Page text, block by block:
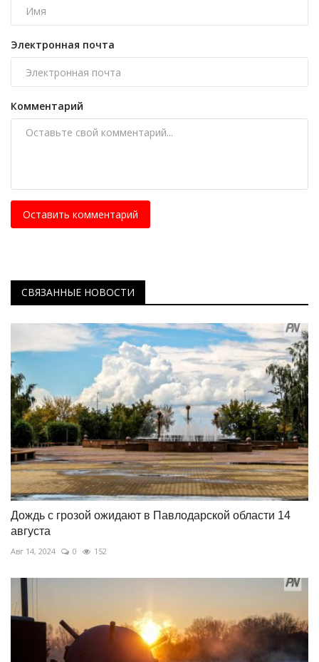
Электронная почта
Комментарий
Оставить комментарий
СВЯЗАННЫЕ НОВОСТИ
Дождь с грозой ожидают в Павлодарской области 14
августа
Авг 14, 2024 0 152